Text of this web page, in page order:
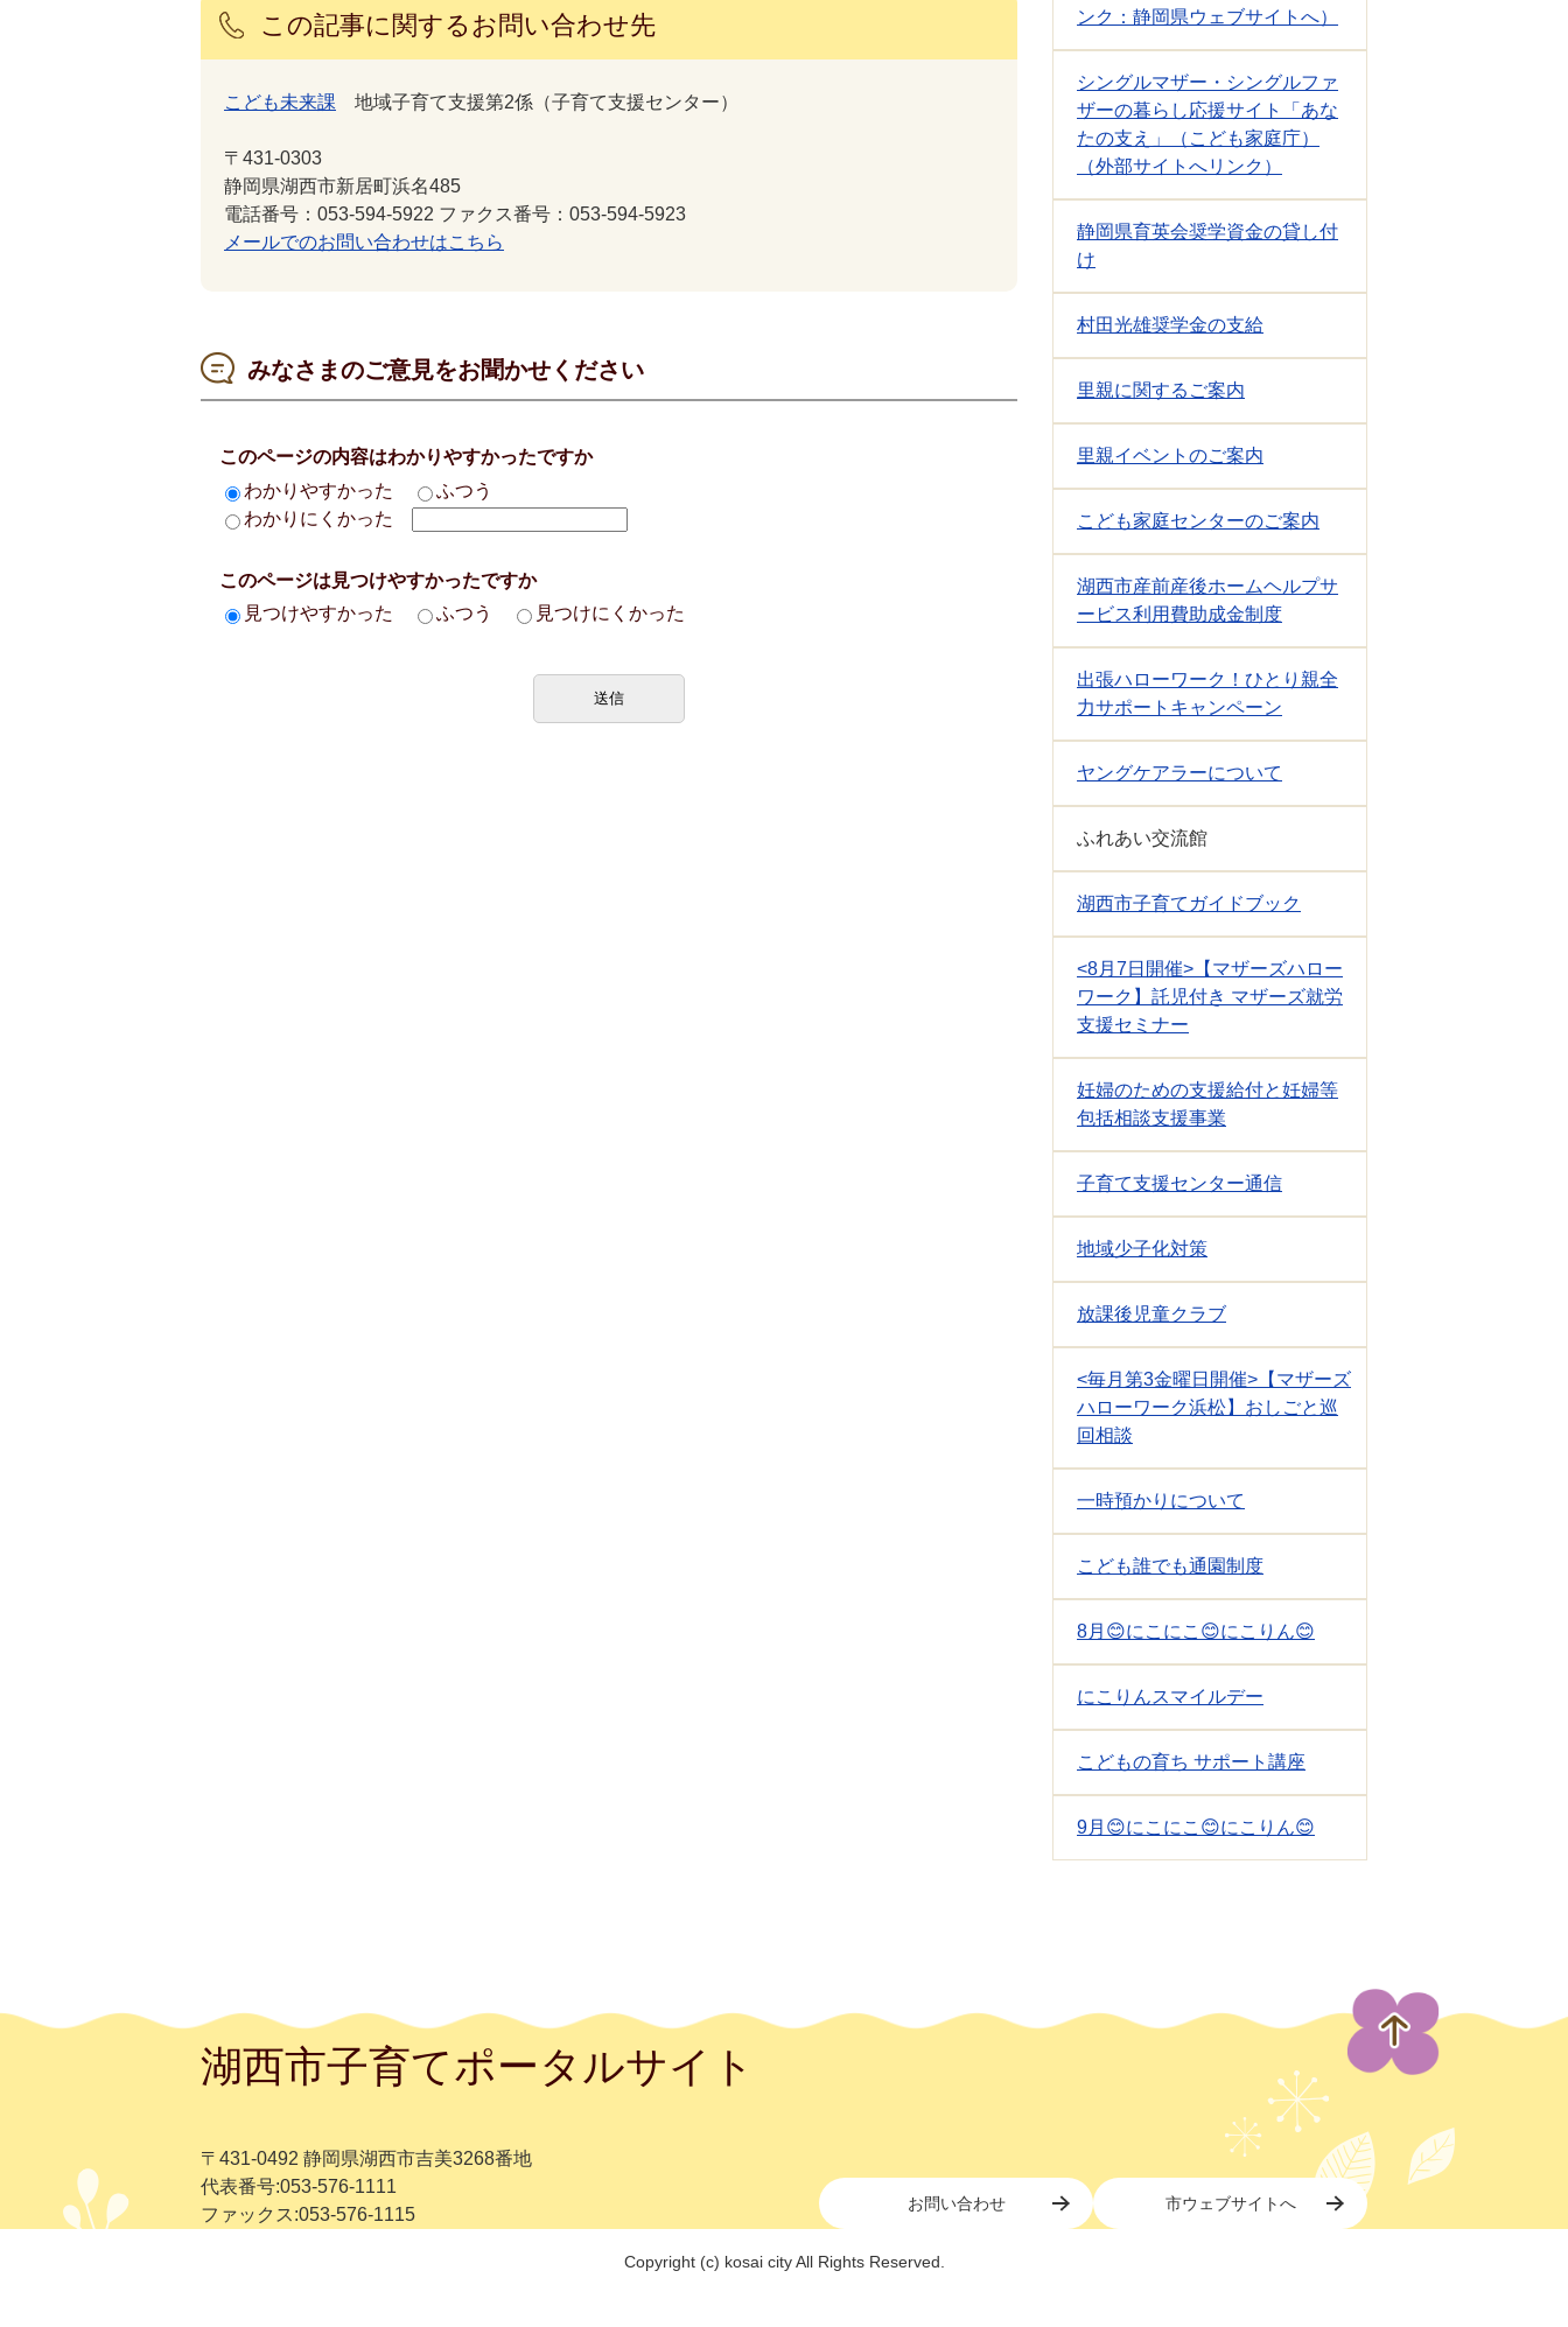
この記事に関するお問い合わせ先
こども未来課 地域子育て支援第2係 （子育て支援センター）
〒431-0303
静岡県湖西市新居町浜名485
電話番号：053-594-5922 ファクス番号：053-594-5923
メールでのお問い合わせはこちら
みなさまのご意見をお聞かせください
このページの内容はわかりやすかったですか
わかりやすかった
ふつう
わかりにくかった
このページは見つけやすかったですか
見つけやすかった
ふつう 見つけにくかった
ンク：静岡県ウェブサイトへ）
シングルマザー・シングルファ
ザーの暮らし応援サイト「あな
たの支え」（こども家庭庁）
（外部サイトへリンク）
静岡県育英会奨学資金の貸し付
け
村田光雄奨学金の支給
里親に関するご案内
里親イベントのご案内
こども家庭センターのご案内
湖西市産前産後ホームヘルプサ
ービス利用費助成金制度
出張ハローワーク！ひとり親全
力サポートキャンペーン
ヤングケアラーについて
ふれあい交流館
湖西市子育てガイドブック
<8月7日開催>【マザーズハロー
ワーク】託児付き マザーズ就労
支援セミナー
妊婦のための支援給付と妊婦等
包括相談支援事業
子育て支援センター通信
地域少子化対策
放課後児童クラブ
<毎月第3金曜日開催>【マザーズ
ハローワーク浜松】おしごと巡
回相談
一時預かりについて
こども誰でも通園制度
8月😊にこにこ😊にこりん😊
にこりんスマイルデー
こどもの育ち サポート講座
9月😊にこにこ😊にこりん😊
湖西市子育てポータルサイト
〒431-0492 静岡県湖西市吉美3268番地
代表番号:053-576-1111
ファックス:053-576-1115
お問い合わせ 市ウェブサイトへ
Copyright (c) kosai city All Rights Reserved.